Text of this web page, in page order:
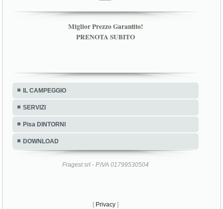
Miglior Prezzo Garantito!
PRENOTA SUBITO
IL CAMPEGGIO
SERVIZI
Pisa DINTORNI
DOWNLOAD
Fragest srl - P.IVA 01799530504
[ Privacy ]